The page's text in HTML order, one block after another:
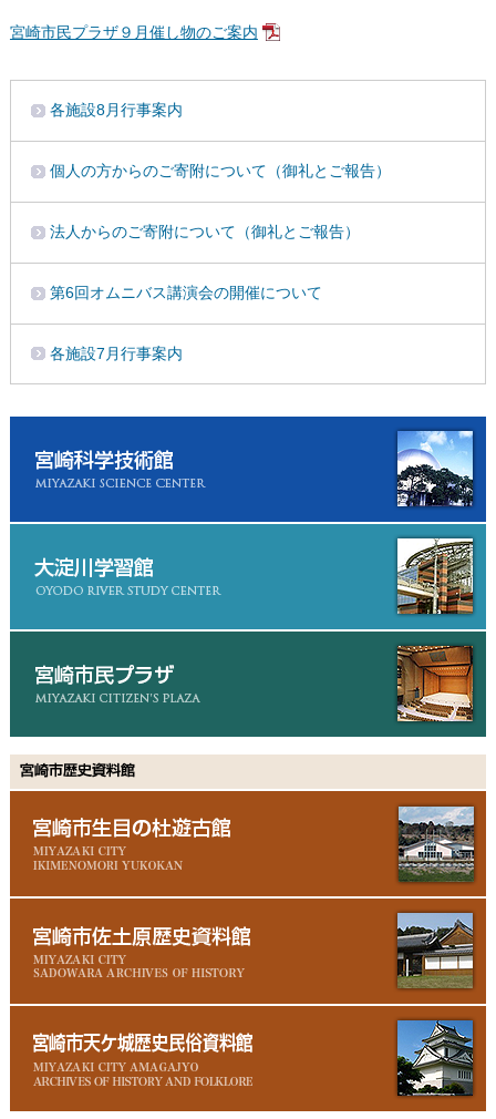
宮崎市民プラザ９月催し物のご案内
各施設8月行事案内
個人の方からのご寄附について（御礼とご報告）
法人からのご寄附について（御礼とご報告）
第6回オムニバス講演会の開催について
各施設7月行事案内